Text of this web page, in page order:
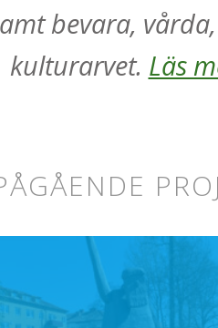
bevara,
kulturarvet. Läs